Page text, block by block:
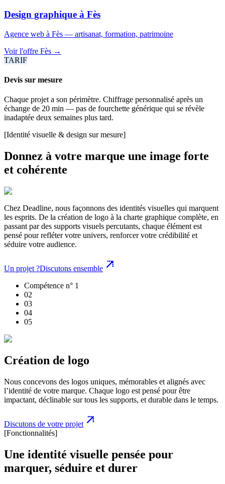
Design graphique à Fès
Agence web à Fès — artisanat, formation, patrimoine
Voir l'offre Fès →
TARIF
Devis sur mesure
Chaque projet a son périmètre. Chiffrage personnalisé après un
échange de 20 min — pas de fourchette générique qui se révèle
inadaptée deux semaines plus tard.
[Identité visuelle & design sur mesure]
Donnez à votre marque une image forte
et cohérente
Chez Deadline, nous façonnons des identités visuelles qui marquent
les esprits. De la création de logo à la charte graphique complète, en
passant par des supports visuels percutants, chaque élément est
pensé pour refléter votre univers, renforcer votre crédibilité et
séduire votre audience.
Un projet ?Discutons ensemble
Compétence n° 1
02
03
04
05
Création de logo
Nous concevons des logos uniques, mémorables et alignés avec
l’identité de votre marque. Chaque logo est pensé pour être
impactant, déclinable sur tous les supports, et durable dans le temps.
Discutons de votre projet
[Fonctionnalités]
Une identité visuelle pensée pour
marquer, séduire et durer